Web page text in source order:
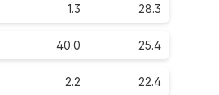
1.3 28.3
40.0 25.4
2.2 22.4